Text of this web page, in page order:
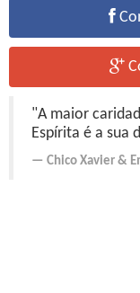
"A maior
Espírita é a sua
Chico Xavier &